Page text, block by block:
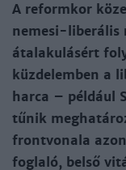
A reformkor
nemesi-liberális
átalakulásért
küzdelemben a
harca – például
tűnik
frontvonala
foglaló, belső